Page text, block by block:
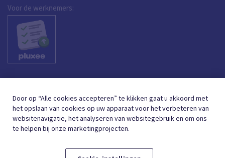
Voor de werknemers:
Door op “Alle cookies accepteren” te klikken gaat u akkoord met
het opslaan van cookies op uw apparaat voor het verbeteren van
websitenavigatie, het analyseren van websitegebruik en om ons
te helpen bij onze marketingprojecten.